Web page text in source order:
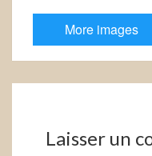
More images
Laisser un